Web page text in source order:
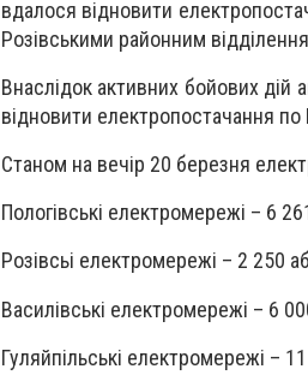
вдалося відновити
Розівськими районним
Внаслідок активних бойових дій
відновити електропостачання
Станом на вечір 20 березня
Пологівські електромережі – 6
Розівсьі електромережі – 2 250
Василівські електромережі – 6
Гуляйпільські електромережі –